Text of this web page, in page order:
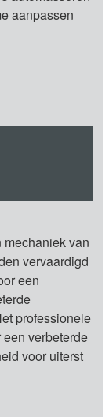
aanpassen
mechaniek van
vervaardigd
een
professionele
verbeterde
voor uiterst